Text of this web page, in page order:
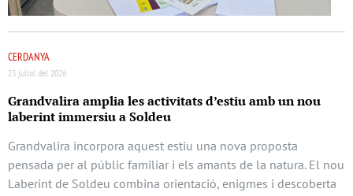
CERDANYA
23 juliol del 2026
Grandvalira amplia les activitats d’estiu amb un nou
laberint immersiu a Soldeu
Grandvalira incorpora aquest estiu una nova proposta
pensada per al públic familiar i els amants de la natura. El nou
Laberint de Soldeu combina orientació, enigmes i descoberta